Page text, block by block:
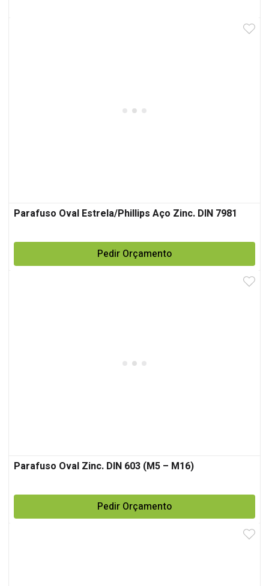
Parafuso Oval Estrela/Phillips Aço Zinc. DIN 7981
Pedir Orçamento
Parafuso Oval Zinc. DIN 603 (M5 – M16)
Pedir Orçamento